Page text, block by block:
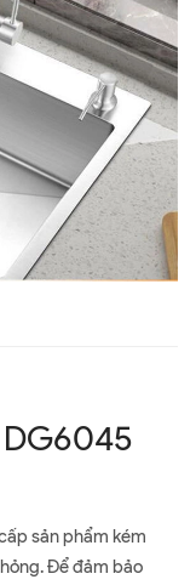
DG6045
sản phẩm kém
Để đảm bảo